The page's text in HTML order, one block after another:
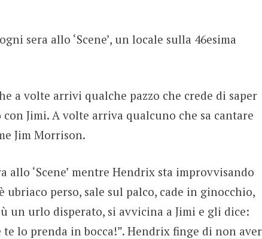
sera allo ‘Scene’, un locale sulla 46esima
a volte arrivi qualche pazzo che crede di saper
Jimi. A volte arriva qualcuno che sa cantare
Jim Morrison.
allo ‘Scene’ mentre Hendrix sta improvvisando
ubriaco perso, sale sul palco, cade in ginocchio,
un urlo disperato, si avvicina a Jimi e gli dice:
lo prenda in bocca!”. Hendrix finge di non aver